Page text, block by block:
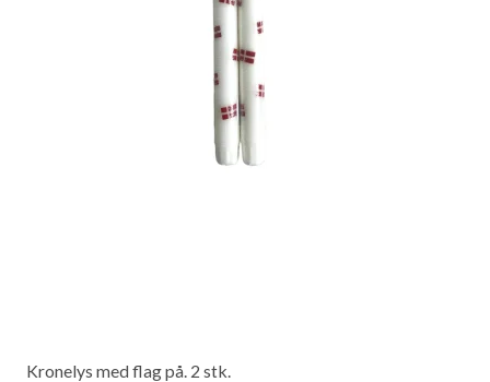
Kronelys med flag på. 2 stk.